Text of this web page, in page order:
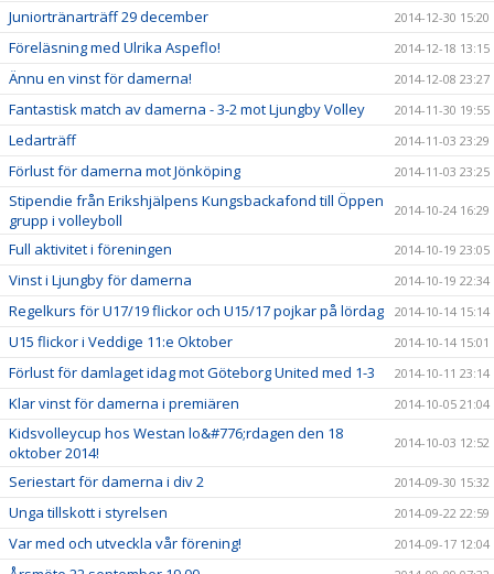
Juniortränarträff 29 december 2014-12-30 15:20
Föreläsning med Ulrika Aspeflo! 2014-12-18 13:15
Ännu en vinst för damerna! 2014-12-08 23:27
Fantastisk match av damerna - 3-2 mot Ljungby Volley 2014-11-30 19:55
Ledarträff 2014-11-03 23:29
Förlust för damerna mot Jönköping 2014-11-03 23:25
Stipendie från Erikshjälpens Kungsbackafond till Öppen
grupp i volleyboll
2014-10-24 16:29
Full aktivitet i föreningen 2014-10-19 23:05
Vinst i Ljungby för damerna 2014-10-19 22:34
Regelkurs för U17/19 flickor och U15/17 pojkar på lördag 2014-10-14 15:14
U15 flickor i Veddige 11:e Oktober 2014-10-14 15:01
Förlust för damlaget idag mot Göteborg United med 1-3 2014-10-11 23:14
Klar vinst för damerna i premiären 2014-10-05 21:04
Kidsvolleycup hos Westan lo&#776;rdagen den 18
oktober 2014!
2014-10-03 12:52
Seriestart för damerna i div 2 2014-09-30 15:32
Unga tillskott i styrelsen 2014-09-22 22:59
Var med och utveckla vår förening! 2014-09-17 12:04